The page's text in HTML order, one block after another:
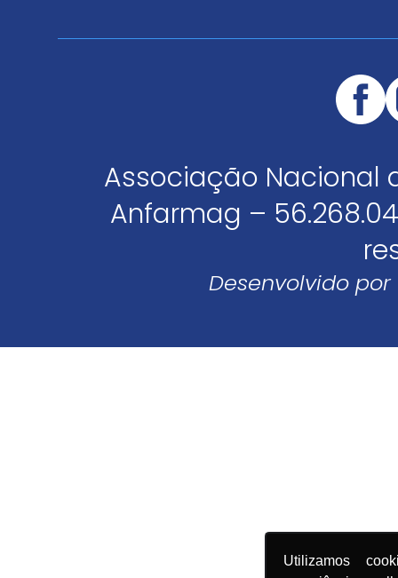
Utilizamos
Associação Nacional
Anfarmag –
Desenvolvido por